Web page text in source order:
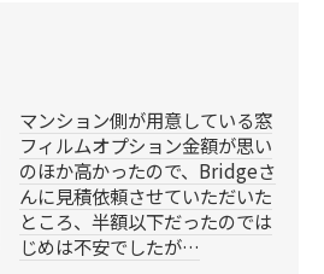
マンション側が用意している窓
フィルムオプション金額が思い
のほか高かったので、Bridgeさ
んに見積依頼させていただいた
ところ、半額以下だったのでは
じめは不安でしたが…